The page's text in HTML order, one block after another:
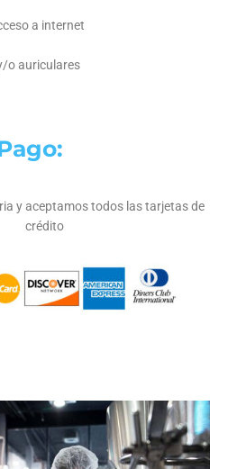
a internet
o auriculares
y aceptamos todos las tarjetas de
crédito